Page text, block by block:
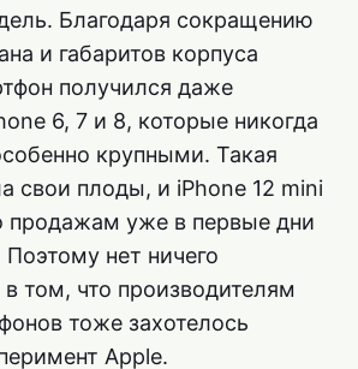
Благодаря сокращению
и габаритов корпуса
получился даже
6, 7 и 8, которые никогда
крупными. Такая
свои плоды, и iPhone 12 mini
продажам уже в первые дни
Поэтому нет ничего
в том, что производителям
тоже захотелось
Apple.